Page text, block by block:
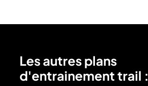
Les autres plans
d'entrainement trail :